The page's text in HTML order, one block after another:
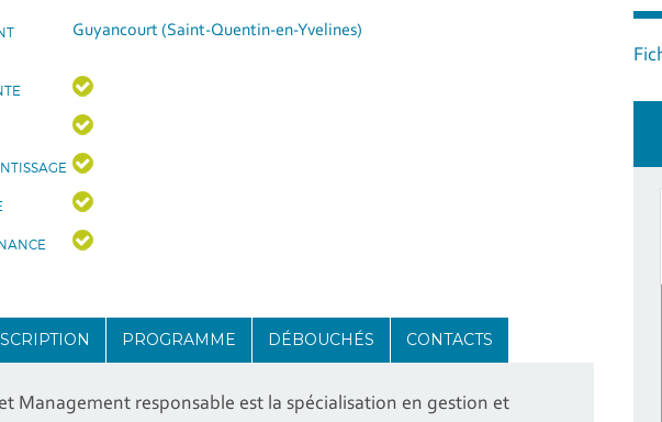
Guyancourt (Saint-Quentin-en-Yvelines)
PROGRAMME DÉBOUCHÉS CONTACTS
Management responsable est la spécialisation en gestion et